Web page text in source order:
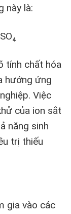
này là:
tính chất hóa
hướng ứng
Việc
của ion sắt
năng sinh
trị thiếu
gia vào các